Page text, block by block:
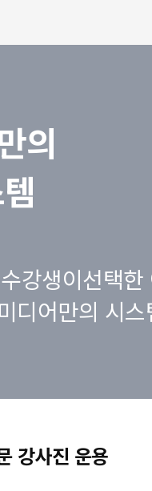
의
강생이선택한
디어만의 시
강사진 운용